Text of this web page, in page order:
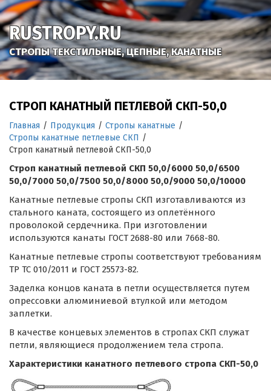
RUSTROPY.RU
СТРОПЫ ТЕКСТИЛЬНЫЕ, ЦЕПНЫЕ, КАНАТНЫЕ
СТРОП КАНАТНЫЙ ПЕТЛЕВОЙ СКП-50,0
Главная / Продукция / Стропы канатные /
Стропы канатные петлевые СКП /
Строп канатный петлевой СКП-50,0
Строп канатный петлевой СКП 50,0/6000 50,0/6500
50,0/7000 50,0/7500 50,0/8000 50,0/9000 50,0/10000
Канатные петлевые стропы СКП изготавливаются из
стального каната, состоящего из оплетённого
проволокой сердечника. При изготовлении
используются канаты ГОСТ 2688-80 или 7668-80.
Канатные петлевые стропы соответствуют требованиям
ТР ТС 010/2011 и ГОСТ 25573-82.
Заделка концов каната в петли осуществляется путем
опрессовки алюминиевой втулкой или методом
заплетки.
В качестве концевых элементов в стропах СКП служат
петли, являющиеся продолжением тела стропа.
Характеристики канатного петлевого стропа СКП-50,0